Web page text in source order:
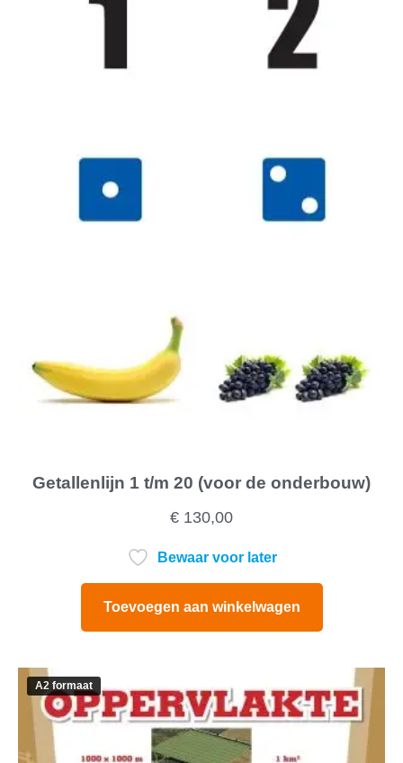
Getallenlijn 1 t/m 20 (voor de onderbouw)
€ 130,00
Bewaar voor later
Toevoegen aan winkelwagen
A2 formaat